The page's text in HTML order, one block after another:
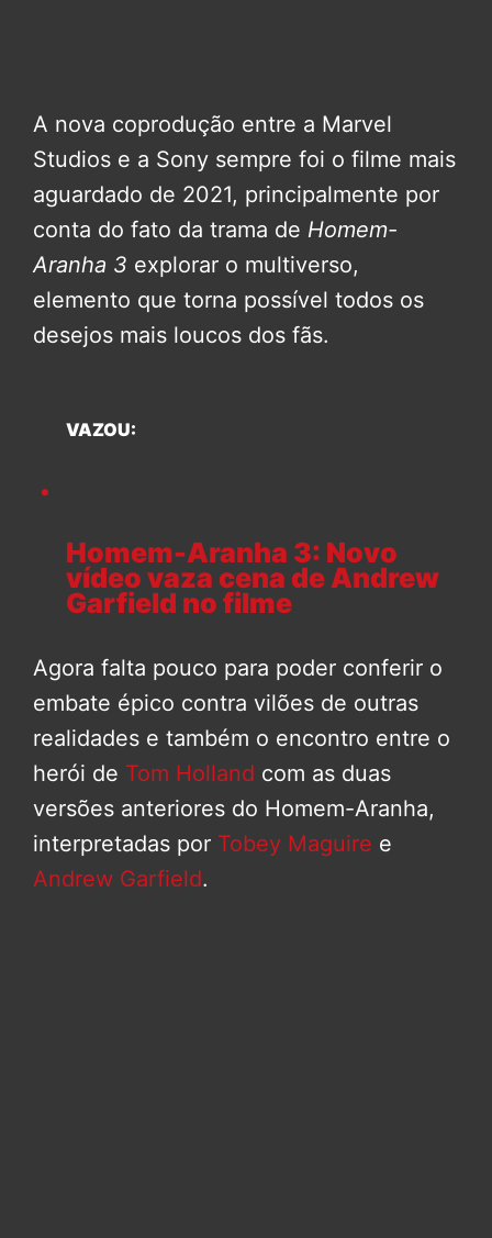
A nova coprodução entre a Marvel
Studios e a Sony sempre foi o filme mais
aguardado de 2021, principalmente por
conta do fato da trama de Homem-
Aranha 3 explorar o multiverso,
elemento que torna possível todos os
desejos mais loucos dos fãs.
VAZOU:
Homem-Aranha 3: Novo
vídeo vaza cena de Andrew
Garfield no filme
Agora falta pouco para poder conferir o
embate épico contra vilões de outras
realidades e também o encontro entre o
herói de Tom Holland com as duas
versões anteriores do Homem-Aranha,
interpretadas por Tobey Maguire e
Andrew Garfield.